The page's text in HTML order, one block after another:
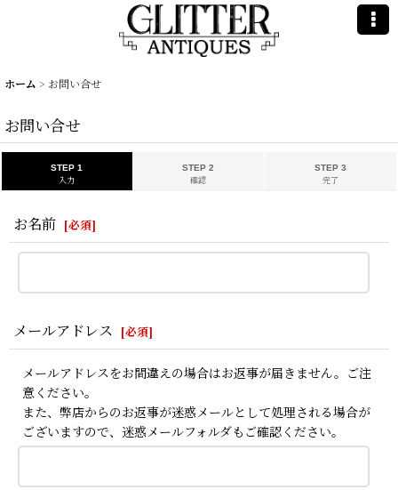
ホーム > お問い合せ
お問い合せ
STEP 1
入力
STEP 2
確認
STEP 3
完了
お名前 [必須]
メールアドレス [必須]
メールアドレスをお間違えの場合はお返事が届きません。ご注
意ください。
また、弊店からのお返事が迷惑メールとして処理される場合が
ございますので、迷惑メールフォルダもご確認ください。